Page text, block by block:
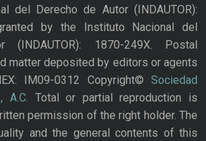
del Derecho de Autor (INDAUTOR):
by the Instituto Nacional del
(INDAUTOR): 1870-249X. Postal
matter deposited by editors or agents
IM09-0312 Copyright© Sociedad
A.C. Total or partial reproduction is
permission of the right holder. The
and the general contents of this